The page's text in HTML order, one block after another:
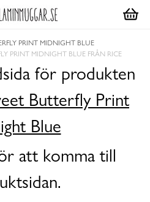
PRINT MIDNIGHT BLUE
PRINT MIDNIGHT BLUE FRÅN RICE
för produkten
Butterfly Print
Blue
att komma till